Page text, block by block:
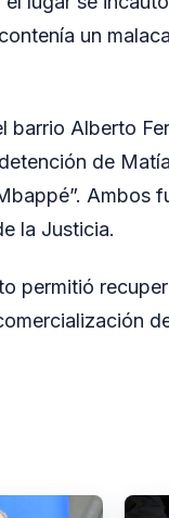
un
barrio Alberto
de
Ambos
la Justicia.
permitió